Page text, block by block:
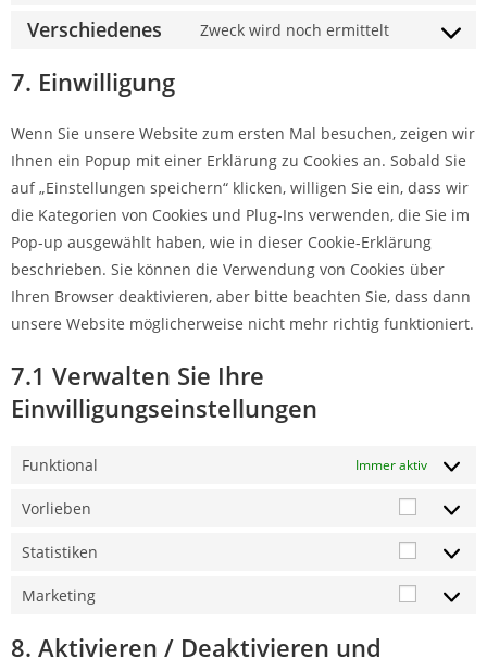
Verschiedenes Zweck wird noch ermittelt
7. Einwilligung
Wenn Sie unsere Website zum ersten Mal besuchen, zeigen wir
Ihnen ein Popup mit einer Erklärung zu Cookies an. Sobald Sie
auf „Einstellungen speichern“ klicken, willigen Sie ein, dass wir
die Kategorien von Cookies und Plug-Ins verwenden, die Sie im
Pop-up ausgewählt haben, wie in dieser Cookie-Erklärung
beschrieben. Sie können die Verwendung von Cookies über
Ihren Browser deaktivieren, aber bitte beachten Sie, dass dann
unsere Website möglicherweise nicht mehr richtig funktioniert.
7.1 Verwalten Sie Ihre
Einwilligungseinstellungen
Funktional Immer aktiv
Vorlieben
Statistiken
Marketing
8. Aktivieren / Deaktivieren und